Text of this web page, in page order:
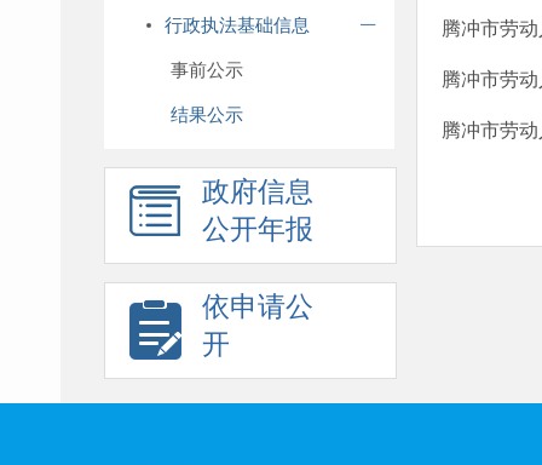
行政执法基础信息
事前公示
结果公示
政府信息
公开年报
依申请公
开
腾冲市劳
腾冲市劳
腾冲市劳